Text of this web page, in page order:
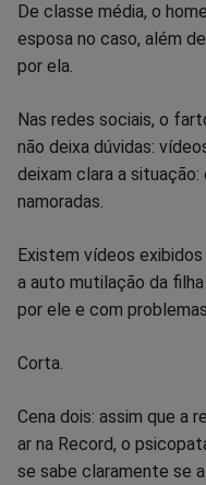
De classe média, o
esposa no caso, além
por ela.
Nas redes sociais, o
não deixa dúvidas:
deixam clara a
namoradas.
Existem vídeos
a auto mutilação da
por ele e com
Corta.
Cena dois: assim que a
ar na Record, o
se sabe claramente se